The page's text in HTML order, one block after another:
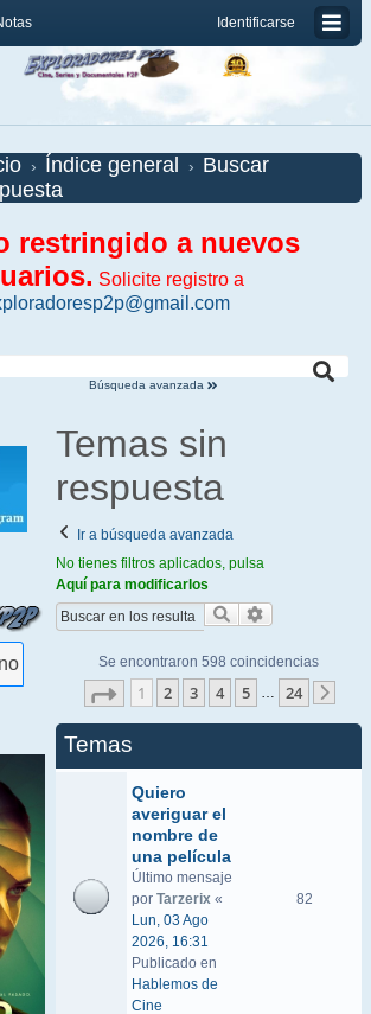
Identificarse
Índice general
Buscar
restringido a nuevos
Solicite registro a
Búsqueda avanzada
Temas sin
respuesta
Ir a búsqueda avanzada
No tienes filtros aplicados, pulsa
Aquí para modificarlos
Buscar
Se encontraron 598 coincidencias
Página de 24
1 2 3 4 5 … 24
Temas
Quiero
averiguar el
nombre de
una película
Último mensaje
por Tarzerix «
Lun, 03 Ago
2026, 16:31
Publicado en
Hablemos de
Cine
82